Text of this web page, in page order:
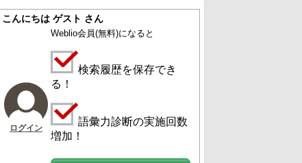
こんにちは ゲスト さん
ログイン
Weblio会員(無料)になると
検索履歴を保存でき
る！
語彙力診断の実施回数
増加！